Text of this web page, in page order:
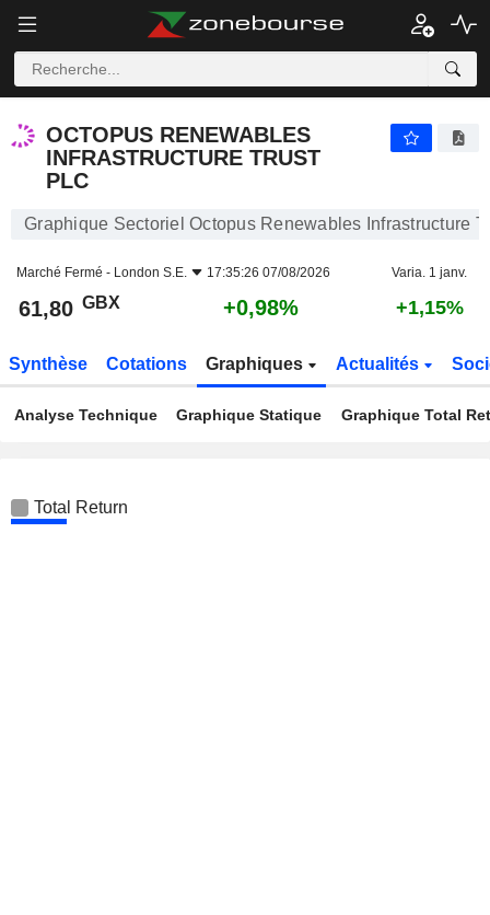
OCTOPUS RENEWABLES
INFRASTRUCTURE TRUST
PLC
Graphique Sectoriel Octopus Renewables Infrastructure
Marché Fermé - London S.E. 17:35:26 07/08/2026 Varia. 1 janv.
61,80 GBX +0,98% +1,15%
Synthèse Cotations Graphiques Actualités
Analyse Technique Graphique Statique Graphique Total
Total Return